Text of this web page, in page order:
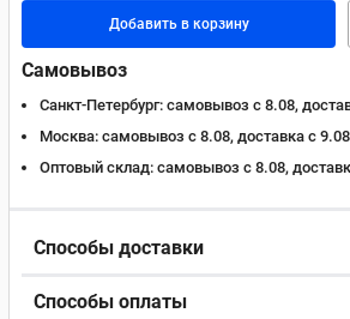
Добавить в корзину
Самовывоз
Санкт-Петербург: самовывоз с 8.08,
Москва: самовывоз с 8.08, доставка c 9.08
Оптовый склад: самовывоз с 8.08,
Способы доставки
Способы оплаты